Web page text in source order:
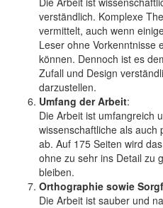
verständlich. Komplexe
vermittelt, auch wenn
Leser ohne Vorkenntnisse
können. Dennoch ist es
Zufall und Design
darzustellen.
Umfang der Arbeit:
Die Arbeit ist umfangreich
wissenschaftliche als auch
ab. Auf 175 Seiten wird
ohne zu sehr ins Detail zu
bleiben.
Orthographie sowie
Die Arbeit ist sauber und